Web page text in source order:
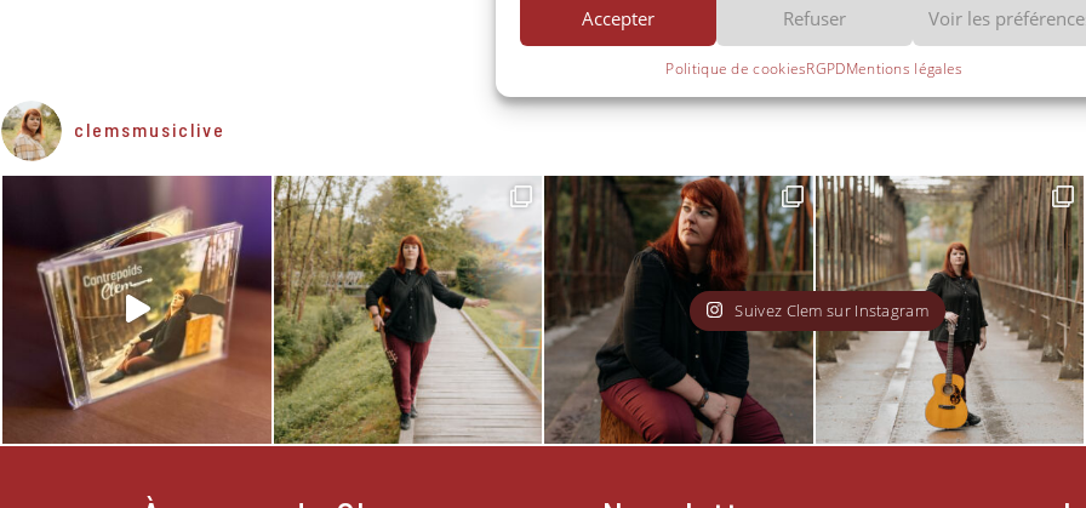
Accepter Refuser Voir les
Politique de cookiesRGPDMentions légales
clemsmusiclive
Suivez Clem sur Instagram